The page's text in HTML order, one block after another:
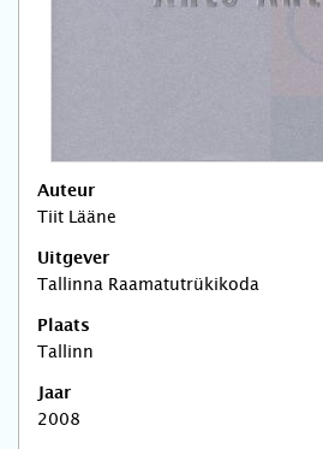
Auteur
Tiit Lääne
Uitgever
Tallinna Raamatutrükikoda
Plaats
Tallinn
Jaar
2008